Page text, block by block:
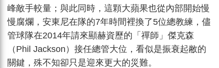
峰敵手較量；與此同時，這顆大蘋果也從內部開始慢
慢腐爛，安東尼在隊的7年時間裡換了5位總教練，儘
管球隊在2014年請來顯赫資歷的「禪師」傑克森
（Phil Jackson）接任總管大位，看似是振衰起敝的
關鍵，殊不知卻只是迎來更大的災難。